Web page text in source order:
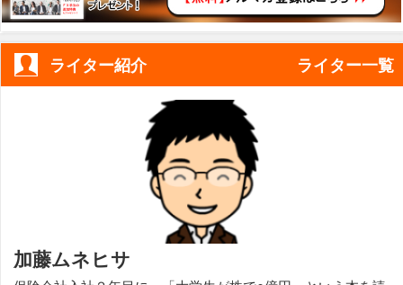
ライター紹介 ライター一覧
加藤ムネヒサ